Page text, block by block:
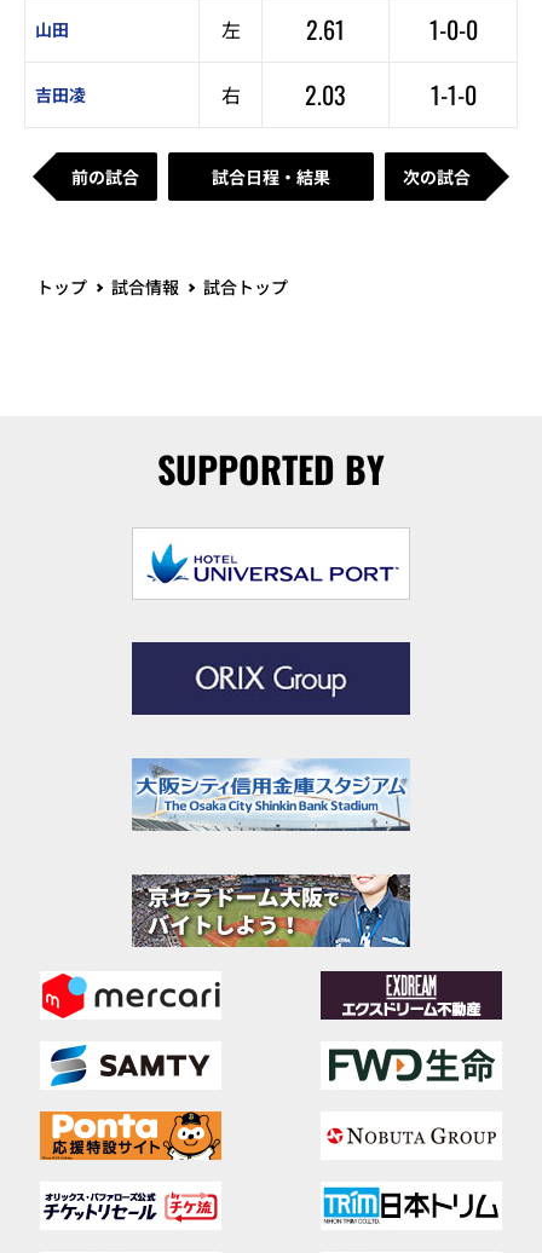
山田 左 2.61 1-0-0
吉田凌 右 2.03 1-1-0
前の試合 試合日程・結果 次の試合
トップ 試合情報 試合トップ
SUPPORTED BY